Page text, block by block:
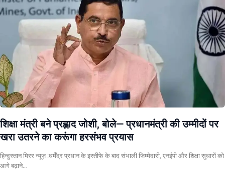
शिक्षा मंत्री बने प्रह्लाद जोशी, बोले— प्रधानमंत्री की उम्मीदों पर
खरा उतरने का करूंगा हरसंभव प्रयास
हिन्दुस्तान मिरर न्यूज़ :धर्मेंद्र प्रधान के इस्तीफे के बाद संभाली जिम्मेदारी, एनईपी और शिक्षा सुधारों को
आगे बढ़ाने…